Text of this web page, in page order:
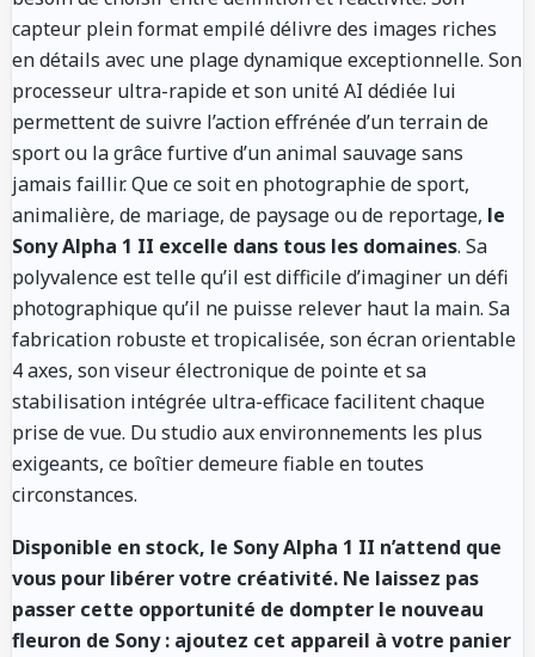
capteur plein format empilé délivre des images riches
en détails avec une plage dynamique exceptionnelle. Son
processeur ultra-rapide et son unité AI dédiée lui
permettent de suivre l’action effrénée d’un terrain de
sport ou la grâce furtive d’un animal sauvage sans
jamais faillir. Que ce soit en photographie de sport,
animalière, de mariage, de paysage ou de reportage, le
Sony Alpha 1 II excelle dans tous les domaines. Sa
polyvalence est telle qu’il est difficile d’imaginer un défi
photographique qu’il ne puisse relever haut la main. Sa
fabrication robuste et tropicalisée, son écran orientable
4 axes, son viseur électronique de pointe et sa
stabilisation intégrée ultra-efficace facilitent chaque
prise de vue. Du studio aux environnements les plus
exigeants, ce boîtier demeure fiable en toutes
circonstances.
Disponible en stock, le Sony Alpha 1 II n’attend que
vous pour libérer votre créativité. Ne laissez pas
passer cette opportunité de dompter le nouveau
fleuron de Sony : ajoutez cet appareil à votre panier